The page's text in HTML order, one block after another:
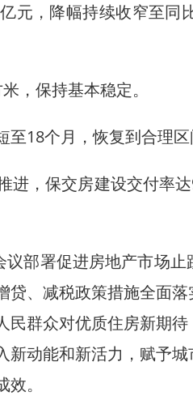
，降幅持续收窄至同
保持基本稳定。
个月，恢复到合理区
保交房建设交付率达
署促进房地产市场止
、减税政策措施全面
群众对优质住房新期
动能和新活力，赋予
。